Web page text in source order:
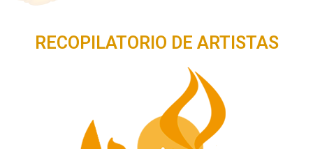
RECOPILATORIO DE ARTISTAS